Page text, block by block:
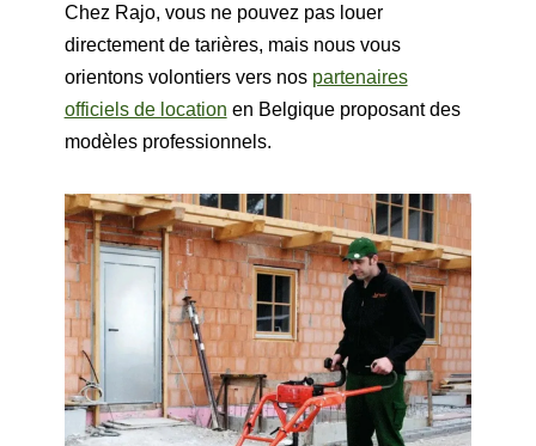
Chez Rajo, vous ne pouvez pas louer
directement de tarières, mais nous vous
orientons volontiers vers nos partenaires
officiels de location en Belgique proposant des
modèles professionnels.